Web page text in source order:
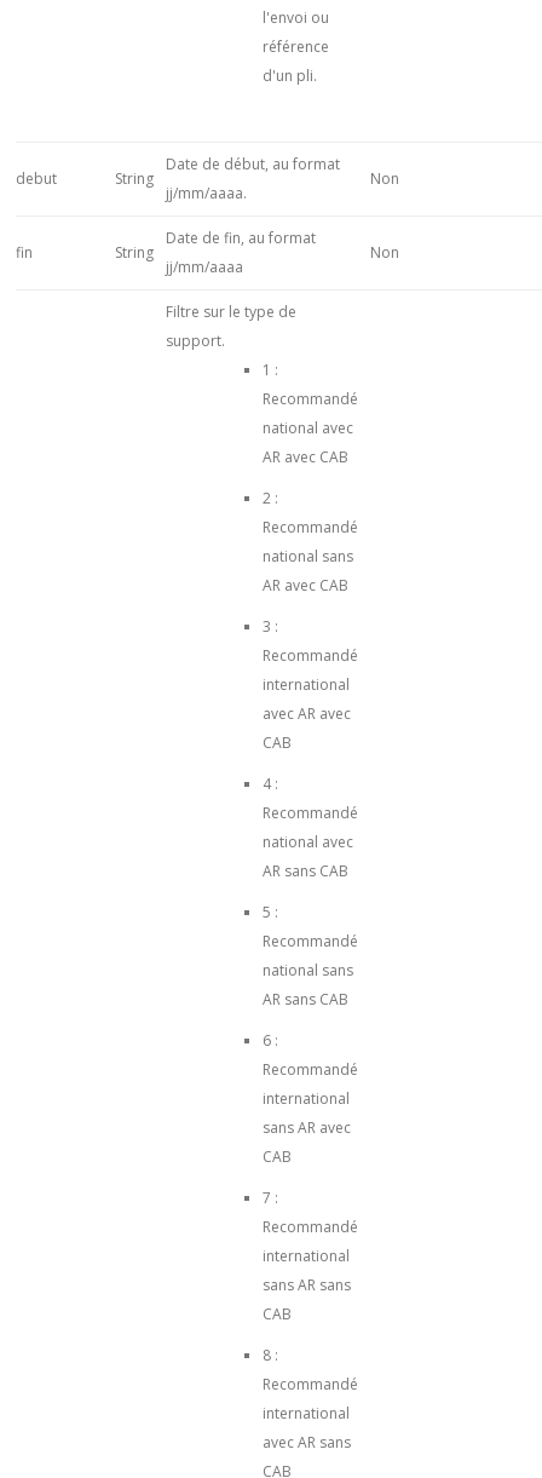
l'envoi ou
référence
d'un pli.
debut String
Date de début, au format
jj/mm/aaaa.
Non
fin String
Date de fin, au format
jj/mm/aaaa
Non
Filtre sur le type de
support.
1 :
Recommandé
national avec
AR avec CAB
2 :
Recommandé
national sans
AR avec CAB
3 :
Recommandé
international
avec AR avec
CAB
4 :
Recommandé
national avec
AR sans CAB
5 :
Recommandé
national sans
AR sans CAB
6 :
Recommandé
international
sans AR avec
CAB
7 :
Recommandé
international
sans AR sans
CAB
8 :
Recommandé
international
avec AR sans
CAB